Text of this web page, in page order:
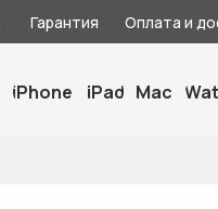
Гарантия Оплата и
iPhone iPad Mac